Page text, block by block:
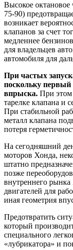
Высокое октановое
75-90)
возникает
клапанов за счет
медленнее
для владельцев
автомобиля для
При частых
поскольку первый
впрыска. При этом
тарелке клапана и
При стабильной
металл клапана
потеря
На сегодняшний
моторов Хонда,
штатно
позже
внутреннего
двигателей для
иная геометрия
Предотвратить
который
специального
«лубрикатора» и